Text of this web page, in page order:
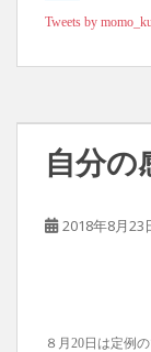
Tweets by
自分の
2018年8月23
８月20日は定例